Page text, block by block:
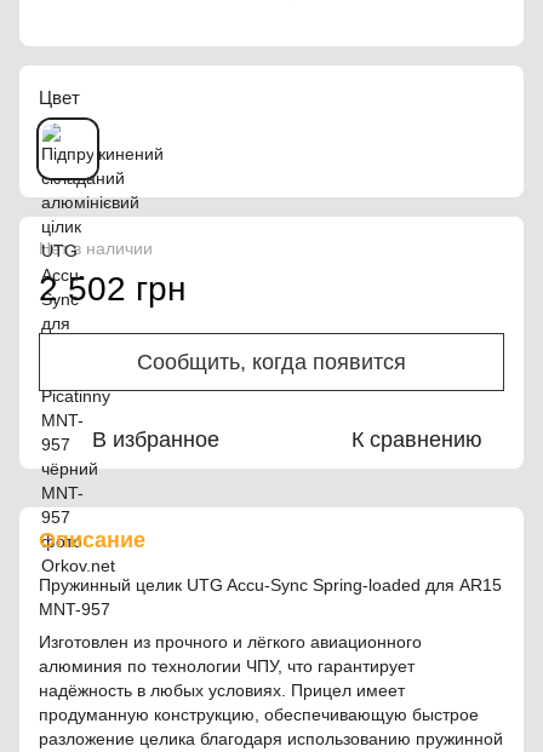
Цвет
Нет в наличии
2 502 грн
Сообщить, когда появится
В избранное К сравнению
Описание
Пружинный целик UTG Accu-Sync Spring-loaded для AR15
MNT-957
Изготовлен из прочного и лёгкого авиационного
алюминия по технологии ЧПУ, что гарантирует
надёжность в любых условиях. Прицел имеет
продуманную конструкцию, обеспечивающую быстрое
разложение целика благодаря использованию пружинной